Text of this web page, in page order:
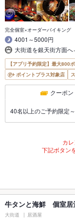
完全個室×オーダーバイキング
4001～5000円
大街道を銀天街方面
【アプリ予約限定】最大800
ポイントプラス対象店
クーポン
40名以上のご予約限定
カ
下記ボタン
牛タンと海鮮 個室
大街道 居酒屋